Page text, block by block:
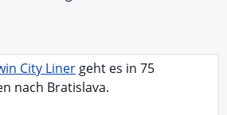
City Liner geht es in 75
nach Bratislava.